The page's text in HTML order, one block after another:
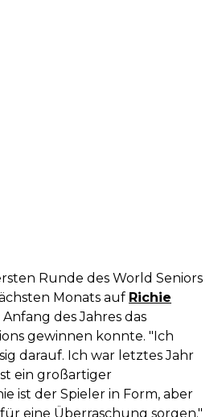
Runde des World Seniors
Monats auf Richie
des Jahres das
gewinnen konnte. "Ich
darauf. Ich war letztes Jahr
ein großartiger
ist der Spieler in Form, aber
eine Überraschung sorgen."